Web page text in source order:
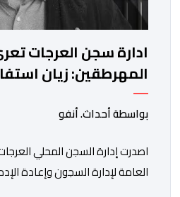
ادارة سجن العرجات
استشارة و50 فحصا طبيا
بواسطة أحداث. أنفو
العامة لإدارة السجون وإعادة